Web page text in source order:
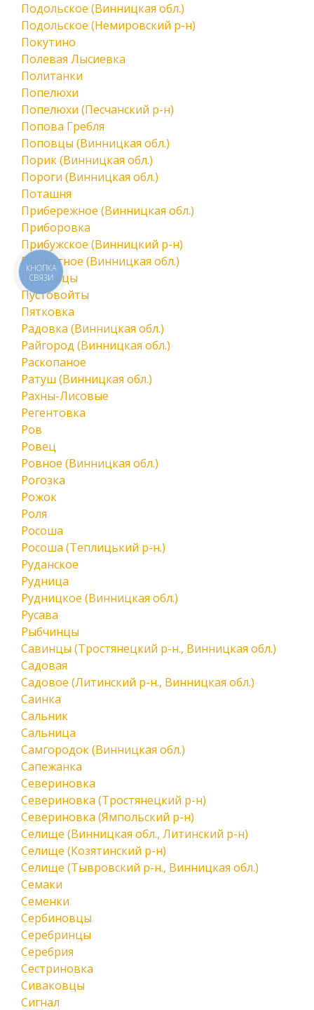
Подольское (Винницкая обл.)
Подольское (Немировский р-н)
Покутино
Полевая Лысиевка
Политанки
Попелюхи
Попелюхи (Песчанский р-н)
Попова Гребля
Поповцы (Винницкая обл.)
Порик (Винницкая обл.)
Пороги (Винницкая обл.)
Поташня
Прибережное (Винницкая обл.)
Приборовка
Прибужское (Винницкий р-н)
Приветное (Винницкая обл.)
Пултовцы
Пустовойты
Пятковка
Радовка (Винницкая обл.)
Райгород (Винницкая обл.)
Раскопаное
Ратуш (Винницкая обл.)
Рахны-Лисовые
Регентовка
Ров
Ровец
Ровное (Винницкая обл.)
Рогозка
Рожок
Роля
Росоша
Росоша (Теплицький р-н.)
Руданское
Рудница
Рудницкое (Винницкая обл.)
Русава
Рыбчинцы
Савинцы (Тростянецкий р-н., Винницкая обл.)
Садовая
Садовое (Литинский р-н., Винницкая обл.)
Саинка
Сальник
Сальница
Самгородок (Винницкая обл.)
Сапежанка
Севериновка
Севериновка (Тростянецкий р-н)
Севериновка (Ямпольский р-н)
Селище (Винницкая обл., Литинский р-н)
Селище (Козятинский р-н)
Селище (Тывровский р-н., Винницкая обл.)
Семаки
Семенки
Сербиновцы
Серебринцы
Серебрия
Сестриновка
Сиваковцы
Сигнал
КНОПКА
СВЯЗИ